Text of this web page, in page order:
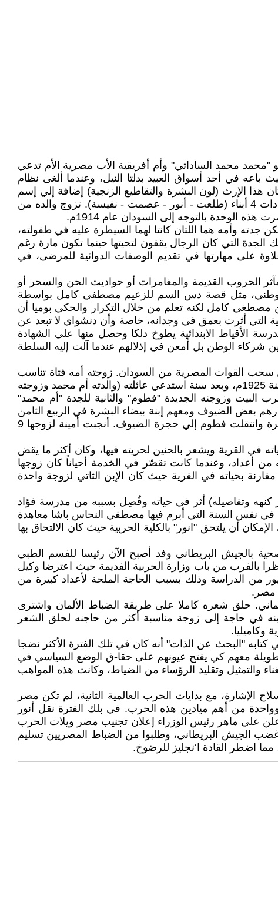
ولد في قرية ميت ابو الكوم منوفية في ديسمبر 1918م، لأب مصري هو "محمد محمد الساداتي" وأم أفريقية الأب مصرية الأم تدعي
في أحد أسواق العبيد بدلتا النيل، وعندما ألغى نظام
هذا الإرث (لون البشرة والتقاطيع الزنجية) إضافة إلي إسم
العائلة (الساداتي) مسببة للكثير من التعقيدات الدفينة في أعماق وجدان "أنور السادات". أنجبت "ست البرين" والدة السادات 4 أبناء (طلعت - أنور - عصمت - نفيسة). تزوج والده من
الوحدة بالتوجه إلى السودان عام 1914م.
وأمه هما اللتان كانتا لهما السيطرة عليه في طفولته،
التي كان الرجال يقفون لتحيتها حينما تكون مارة رغم
على مهارتها في تقديم الوصفات الدوائية للمرضى، في
الحروب القديمة والمغامرات أو حواديت الحن والسحر أو
الوطني، مثل قصة دس السم للزعيم مصطفي كامل بواسطة
مصطغي كامل لكنه تعلم من خلال التكرار والحكي بوميا أن
التي أثرت بعمق في وجدانه، خاصة وأن دنشواي لا تبعد عن
الأقياط الابندائية يطوخ دلكا وحصل منها علي الشهادة
شركاء الوطن بل أمعن في إذلالهم عندما آلت إليه السلطة
علي إثر اغتيال السير لي ستاك (20 نوفمبر 1924م) وما ترتب عليه من سحب القوات المصرية من السودان. زوجته أمه فتاة تناسب
الحياة القاهرية وإسمها "فطوم". إنتقل "محمد محمد الساداتي" وزوجته الثانية "فطوم" الي شقته الجديدة بكوبري الفبة سنة 1925م، وبعد سنة استدعي عائلته (والدته أم محمد وزوجته
وزوجنه الجديدة "فطوم" والثانية للجدة "أم محمد"
بعض الضيوف ومعهم إبنة بيضاء البشرة في الربيع الثامن
عشر من عمرها اسمها "أمينة الوروري"، سرعان ما افتتن بها رب الأسرة وتزوجها، واحتلّت الحجرة الأولي مع رب الأسرة وانتقلت فطوم إلي حجرة الضيوف. أنجبت أمينة لزوجها 9
في القرية ويشعر بالحنين لحريته فيها، وكان أكثر ما يقض
أعداد، وعندما كانت تقصّر في الخدمة أحياناً كان زوجها
بحياته في الفرية حيث كان الإبن الثاتي لزوجة واحدة
كنهه وتفاصيله) أثر في حياته وفُصِل بسببه من مدرسة فؤاد
فالتحق بمدرسة أهلية. وظل أنور يعاني من الفقر والحياة الصعبة إلى أن استطاع إنهاء دراسته الثانوية سنة 1936م في نفس السنة التي أبرم فيها مصطفي النحاس باشا معاهدة
أن يلتحق "انور" بالكلية الحربية حيث كان الالتحاق بها
بالجيش البريطاني وفد أصبح الآن رئيسا للفسم الطبي
بالفرب من باب وزارة الحربية الفديمة حيث اعترضا وكيل
تمكن من الالتحاق بالكلية الحربية عام 1937م وتخرج بعد تسعة شهور من الدراسة وذلك بسبب الحاجة الملحة لأعداد كبيرة من
حلق شعره كاملا على طريقة الضباط الألمان واشترى
في حاجة إلى زوجة مناسبة أكثر من حاجنه لحلق الشعر
وكاميليا.
"البحث عن الذات" أنه كان في تلك الفترة الأكثر نضجا
طويلة معهم كي يفتح عيونهم على حقا-ق الوضع السياسي في
والتمثيل وتقليد الرؤساء من الضياط، وكانت هذه المواهب
على فرقة إشارة بمدرسة الإشارة بالمعادي، في عام 1940م نقل أنور إلي سلاح الإشارة، مع بدايات الحرب العالمية الثانية، لم تكن مصر
من أهم ميادين هذه الحرب. في بلك الفترة نقل أنور
علي ماهر رئيس الوزراء إعلان تجنيب مصر ويلات الحرب
الجيش البريطاني، وطلبوا من الضباط المصريين تسليم
اضطر القادة ا‘نجليز للرضوخ.